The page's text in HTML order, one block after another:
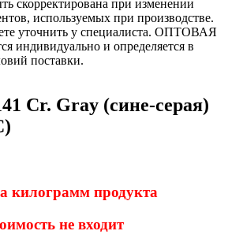
скорректирована при изменении
используемых при производстве.
уточнить у специалиста. ОПТОВАЯ
индивидуально и определяется в
поставки.
Cr. Gray (сине-серая)
килограмм продукта
не входит